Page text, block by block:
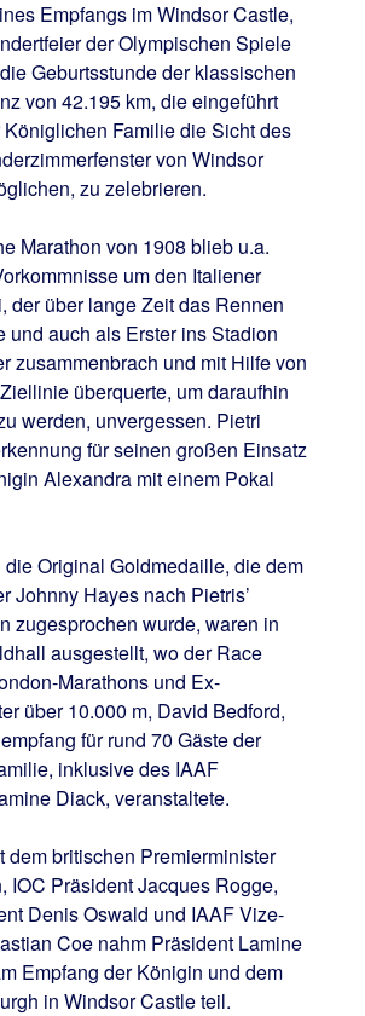
Empfangs im Windsor Castle,
der Olympischen Spiele
Geburtsstunde der klassischen
von 42.195 km, die eingeführt
Familie die Sicht des
von Windsor
zu zelebrieren.
Marathon von 1908 blieb u.a.
um den Italiener
der über lange Zeit das Rennen
und auch als Erster ins Stadion
zusammenbrach und mit Hilfe von
überquerte, um daraufhin
werden, unvergessen. Pietri
für seinen großen Einsatz
Alexandra mit einem Pokal
Original Goldmedaille, die dem
Johnny Hayes nach Pietris’
zugesprochen wurde, waren in
ausgestellt, wo der Race
Marathons und Ex-
über 10.000 m, David Bedford,
für rund 70 Gäste der
inklusive des IAAF
Diack, veranstaltete.
dem britischen Premierminister
IOC Präsident Jacques Rogge,
Denis Oswald und IAAF Vize-
Coe nahm Präsident Lamine
Empfang der Königin und dem
in Windsor Castle teil.